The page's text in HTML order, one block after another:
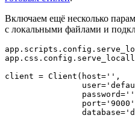
Включаем ещё несколько
с локальными файлами и
client = Client(host='',